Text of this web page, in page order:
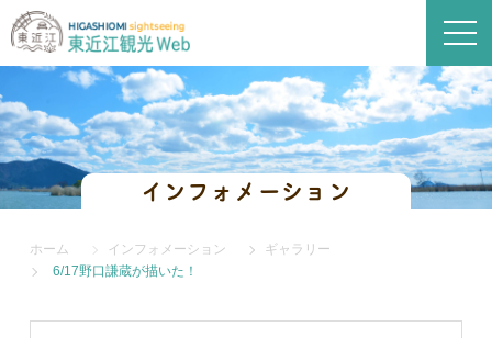
インフォメーション
ホーム インフォメーション
ギャラリー
6/17野口謙蔵が描いた！